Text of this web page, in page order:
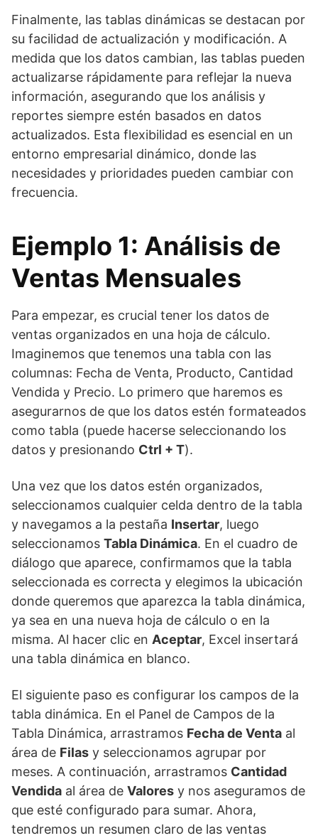
Finalmente, las tablas dinámicas se destacan por
su facilidad de actualización y modificación. A
medida que los datos cambian, las tablas pueden
actualizarse rápidamente para reflejar la nueva
información, asegurando que los análisis y
reportes siempre estén basados en datos
actualizados. Esta flexibilidad es esencial en un
entorno empresarial dinámico, donde las
necesidades y prioridades pueden cambiar con
frecuencia.
Ejemplo 1: Análisis de
Ventas Mensuales
Para empezar, es crucial tener los datos de
ventas organizados en una hoja de cálculo.
Imaginemos que tenemos una tabla con las
columnas: Fecha de Venta, Producto, Cantidad
Vendida y Precio. Lo primero que haremos es
asegurarnos de que los datos estén formateados
como tabla (puede hacerse seleccionando los
datos y presionando Ctrl + T).
Una vez que los datos estén organizados,
seleccionamos cualquier celda dentro de la tabla
y navegamos a la pestaña Insertar, luego
seleccionamos Tabla Dinámica. En el cuadro de
diálogo que aparece, confirmamos que la tabla
seleccionada es correcta y elegimos la ubicación
donde queremos que aparezca la tabla dinámica,
ya sea en una nueva hoja de cálculo o en la
misma. Al hacer clic en Aceptar, Excel insertará
una tabla dinámica en blanco.
El siguiente paso es configurar los campos de la
tabla dinámica. En el Panel de Campos de la
Tabla Dinámica, arrastramos Fecha de Venta al
área de Filas y seleccionamos agrupar por
meses. A continuación, arrastramos Cantidad
Vendida al área de Valores y nos aseguramos de
que esté configurado para sumar. Ahora,
tendremos un resumen claro de las ventas